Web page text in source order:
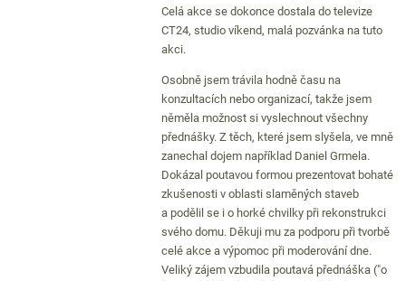
Celá akce se dokonce dostala do televize
CT24, studio víkend, malá pozvánka na tuto
akci.
Osobně jsem trávila hodně času na
konzultacích nebo organizací, takže jsem
něměla možnost si vyslechnout všechny
přednášky. Z těch, které jsem slyšela, ve mně
zanechal dojem například Daniel Grmela.
Dokázal poutavou formou prezentovat bohaté
zkušenosti v oblasti slaměných staveb
a podělil se i o horké chvilky při rekonstrukci
svého domu. Děkuji mu za podporu při tvorbě
celé akce a výpomoc při moderování dne.
Veliký zájem vzbudila poutavá přednáška ("o